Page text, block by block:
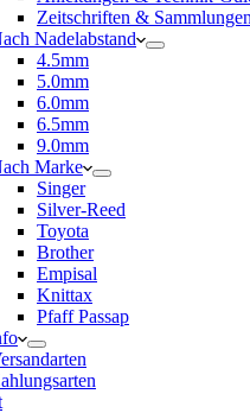
Zeitschriften & Sammlungen
Nadelabstand
4.5mm
5.0mm
6.0mm
6.5mm
9.0mm
Marke
Singer
Silver-Reed
Toyota
Brother
Empisal
Knittax
Pfaff Passap